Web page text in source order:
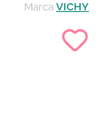
Marca VICHY